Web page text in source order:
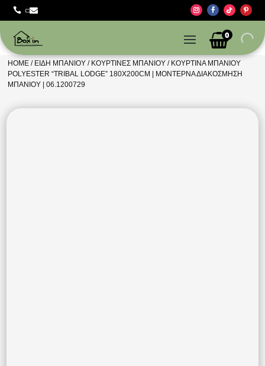
 
0
HOME / ΕΊΔΗ ΜΠΆΝΙΟΥ / ΚΟΥΡΤΊΝΕΣ ΜΠΆΝΙΟΥ / ΚΟΥΡΤΊΝΑ ΜΠΆΝΙΟΥ
POLYESTER “TRIBAL LODGE” 180X200CM | ΜΟΝΤΈΡΝΑ ΔΙΑΚΌΣΜΗΣΗ
ΜΠΆΝΙΟΥ | 06.1200729